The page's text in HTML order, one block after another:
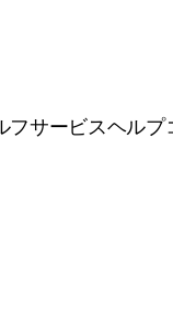
サービスヘル